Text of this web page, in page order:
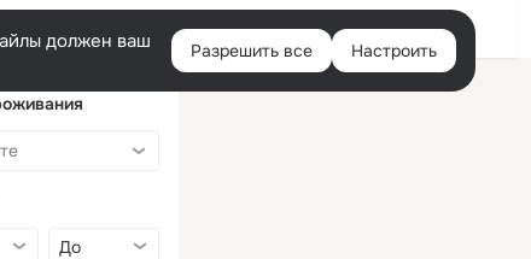
Войти
должен ваш
Разрешить все Настроить